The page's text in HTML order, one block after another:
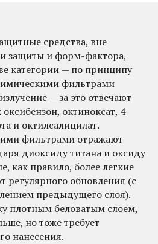
средства, вне
защиты и форм-фактора,
категории — по принципу
фильтрами
— за это отвечают
октиноксат, 4-
и октилсалицилат.
фильтрами отражают
диоксиду титана и оксиду
как правило, более легкие
регулярного обновления (с
предыдущего слоя).
плотным беловатым слоем,
но тоже требует
нанесения.